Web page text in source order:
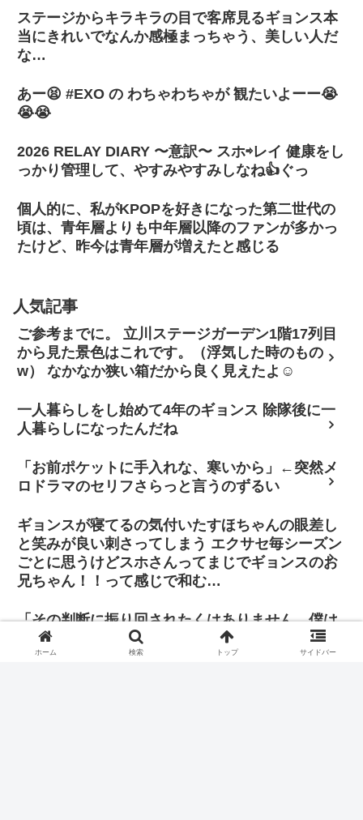
ステージからキラキラの目で客席見るギョンス本
当にきれいでなんか感極まっちゃう、美しい人だ
な…
あー😫 #EXO の わちゃわちゃが 観たいよーー😭
😭😭
2026 RELAY DIARY 〜意訳〜 スホ⇨レイ 健康をし
っかり管理して、やすみやすみしなね👍ぐっ
個人的に、私がKPOPを好きになった第二世代の
頃は、青年層よりも中年層以降のファンが多かっ
たけど、昨今は青年層が増えたと感じる
人気記事
ご参考までに。 立川ステージガーデン1階17列目
から見た景色はこれです。（浮気した時のもの
w） なかなか狭い箱だから良く見えたよ☺
一人暮らしをし始めて4年のギョンス 除隊後に一
人暮らしになったんだね
「お前ポケットに手入れな、寒いから」←突然メ
ロドラマのセリフさらっと言うのずるい
ギョンスが寝てるの気付いたすほちゃんの眼差し
と笑みが良い刺さってしまう エクサセ毎シーズン
ごとに思うけどスホさんってまじでギョンスのお
兄ちゃん！！って感じで和む…
「その判断に振り回されたくはありません。僕は
自分の立ち位置で全力を尽くし、歌手と俳優双方
の正義を貫きたいと思っています」
ホーム 検索 トップ サイドバー